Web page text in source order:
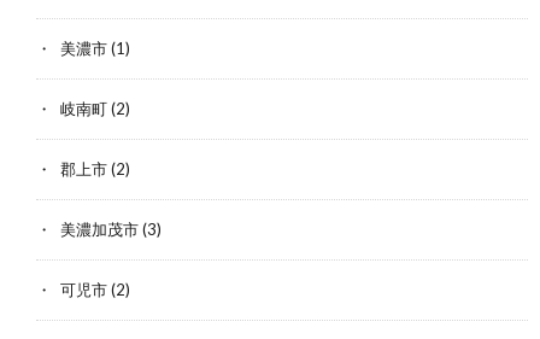
美濃市(1)
岐南町(2)
郡上市(2)
美濃加茂市(3)
可児市(2)